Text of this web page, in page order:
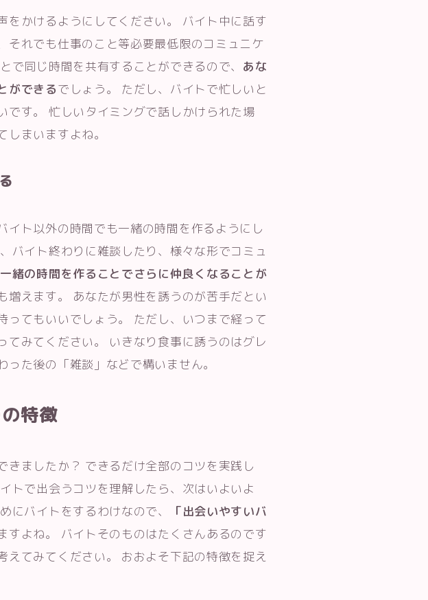
をかけるようにしてください。 バイト中に話す
それでも仕事のこと等必要最低限のコミュニケ
で同じ時間を共有することができるので、 あな
ができるでしょう。 ただし、バイトで忙しいと
です。 忙しいタイミングで話しかけられた場
まいますよね。
ト以外の時間でも一緒の時間を作るようにし
バイト終わりに雑談したり、様々な形でコミュ
一緒の時間を作ることでさらに仲良くなることが
増えます。 あなたが男性を誘うのが苦手だとい
ってもいいでしょう。 ただし、いつまで経って
てみてください。 いきなり食事に誘うのはグレ
た後の「雑談」などで構いません。
特徴
ましたか？ できるだけ全部のコツを実践し
トで出会うコツを理解したら、次はいよいよ
にバイトをするわけなので、
「出会いやすいバ
すよね。 バイトそのものはたくさんあるのです
てみてください。 おおよそ下記の特徴を捉え